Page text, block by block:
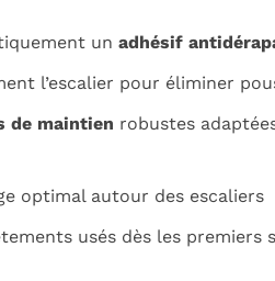
un adhésif
l’escalier pour éliminer
de maintien robustes
optimal autour des escaliers
usés dès les premiers